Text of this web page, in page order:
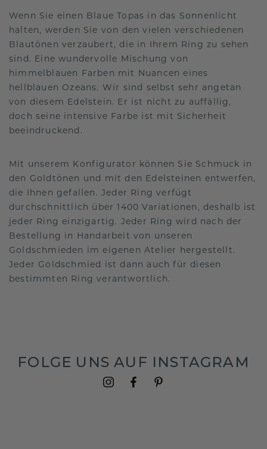
Wenn Sie einen Blaue Topas in das Sonnenlicht
halten, werden Sie von den vielen verschiedenen
Blautönen verzaubert, die in Ihrem Ring zu sehen
sind. Eine wundervolle Mischung von
himmelblauen Farben mit Nuancen eines
hellblauen Ozeans. Wir sind selbst sehr angetan
von diesem Edelstein. Er ist nicht zu auffällig,
doch seine intensive Farbe ist mit Sicherheit
beeindruckend.
Mit unserem Konfigurator können Sie Schmuck in
den Goldtönen und mit den Edelsteinen entwerfen,
die Ihnen gefallen. Jeder Ring verfügt
durchschnittlich über 1400 Variationen, deshalb ist
jeder Ring einzigartig. Jeder Ring wird nach der
Bestellung in Handarbeit von unseren
Goldschmieden im eigenen Atelier hergestellt.
Jeder Goldschmied ist dann auch für diesen
bestimmten Ring verantwortlich.
FOLGE UNS AUF INSTAGRAM